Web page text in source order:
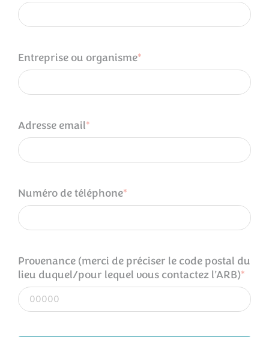
Entreprise ou organisme
Adresse email
Numéro de téléphone
Provenance (merci de préciser le code postal du
lieu duquel/pour lequel vous contactez l'ARB)